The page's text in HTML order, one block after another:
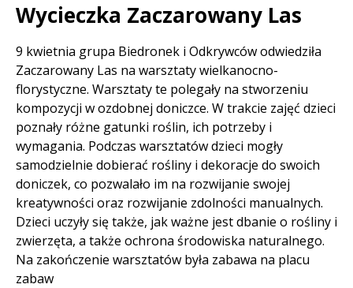
Wycieczka Zaczarowany Las
Treść
9 kwietnia grupa Biedronek i Odkrywców odwiedziła
Zaczarowany Las na warsztaty wielkanocno-
florystyczne. Warsztaty te polegały na stworzeniu
kompozycji w ozdobnej doniczce. W trakcie zajęć dzieci
poznały różne gatunki roślin, ich potrzeby i
wymagania. Podczas warsztatów dzieci mogły
samodzielnie dobierać rośliny i dekoracje do swoich
doniczek, co pozwalało im na rozwijanie swojej
kreatywności oraz rozwijanie zdolności manualnych.
Dzieci uczyły się także, jak ważne jest dbanie o rośliny i
zwierzęta, a także ochrona środowiska naturalnego.
Na zakończenie warsztatów była zabawa na placu
zabaw